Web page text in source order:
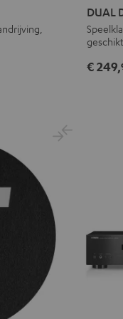
DT
250
USB
DUAL
€ 249,